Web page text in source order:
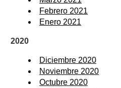
Febrero 2021
Enero 2021
2020
Diciembre 2020
Noviembre 2020
Octubre 2020